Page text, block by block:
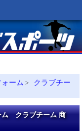
ーム >
クラブチー
ム クラブチーム 商